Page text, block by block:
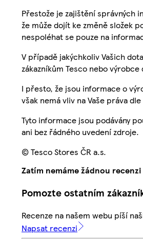
Přestože je zajištění správných
že může dojít ke změně složek
nespoléhat se pouze na
V případě jakýchkoliv Vašich
zákazníkům Tesco nebo
I přesto, že jsou informace o
však nemá vliv na Vaše práva dle
Tyto informace jsou podávány
ani bez řádného uvedení zdroje.
© Tesco Stores ČR a.s.
Zatím nemáme žádnou recenzi
Pomozte ostatním
Recenze na našem webu píší
Napsat recenzi